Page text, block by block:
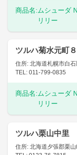
商品名: ムシューダ
リリー
ツルハ菊水元町
住所: 北海道札幌市白
TEL: 011-799-0835
商品名: ムシューダ
リリー
ツルハ栗山中里
住所: 北海道夕張郡栗